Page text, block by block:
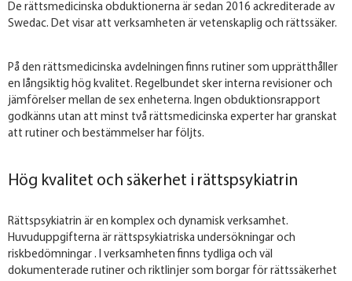
De rättsmedicinska obduktionerna är sedan 2016 ackrediterade av
Swedac. Det visar att verksamheten är vetenskaplig och rättssäker.
På den rättsmedicinska avdelningen finns rutiner som upprätthåller
en långsiktig hög kvalitet. Regelbundet sker interna revisioner och
jämförelser mellan de sex enheterna. Ingen obduktionsrapport
godkänns utan att minst två rättsmedicinska experter har granskat
att rutiner och bestämmelser har följts.
Hög kvalitet och säkerhet i rättspsykiatrin
Rättspsykiatrin är en komplex och dynamisk verksamhet.
Huvuduppgifterna är rättspsykiatriska undersökningar och
riskbedömningar . I verksamheten finns tydliga och väl
dokumenterade rutiner och riktlinjer som borgar för rättssäkerhet